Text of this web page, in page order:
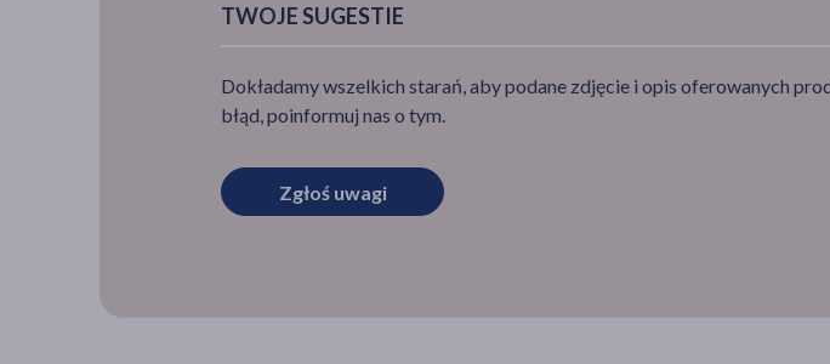
TWOJE SUGESTIE
Dokładamy wszelkich starań, aby podane zdjęcie i opis oferowanych
błąd, poinformuj nas o tym.
Zgłoś uwagi